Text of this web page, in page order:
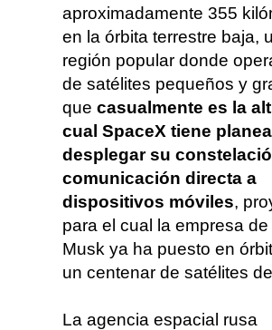
aproximadamente 355
en la órbita terrestre baja,
región popular donde
de satélites pequeños y
quecasualmente es la
cual SpaceX tiene
desplegar su
comunicación directa a
dispositivos móviles,
para el cual la empresa de
Musk ya ha puesto en
un centenar de satélites
La agencia espacial rusa